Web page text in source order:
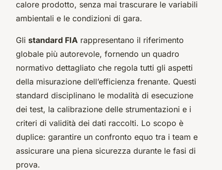
calore prodotto, senza mai trascurare le variabili
ambientali e le condizioni di gara.
Gli standard FIA rappresentano il riferimento
globale più autorevole, fornendo un quadro
normativo dettagliato che regola tutti gli aspetti
della misurazione dell’efficienza frenante. Questi
standard disciplinano le modalità di esecuzione
dei test, la calibrazione delle strumentazioni e i
criteri di validità dei dati raccolti. Lo scopo è
duplice: garantire un confronto equo tra i team e
assicurare una piena sicurezza durante le fasi di
prova.